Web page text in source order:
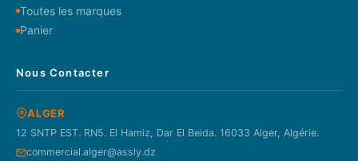
Toutes les marques
Panier
Nous Contacter
ALGER
12 SNTP EST. RN5. El Hamiz, Dar El Beida. 16033 Alger, Algérie.
commercial.alger@assly.dz